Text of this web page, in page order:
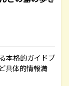
本格的ガイドブ
具体的情報満